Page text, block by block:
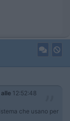
alle 12:52:48
che usano per